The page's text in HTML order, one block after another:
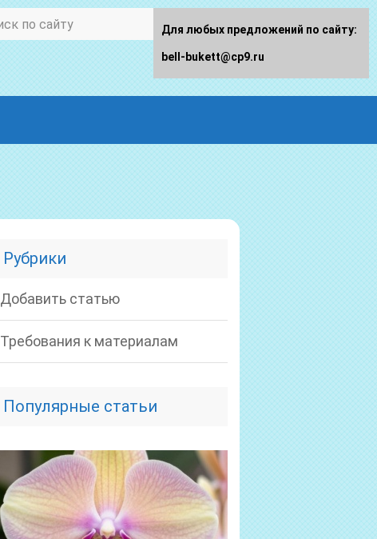
Рубрики
Добавить статью
Требования к материалам
Популярные статьи
Для любых предложений по сайту:
bell-bukett@cp9.ru